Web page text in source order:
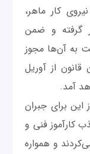
کار ماهر،
گرفته و ضمن
به آن‌ها مجوز
قانون از آوریل
برای جبران
کارآموز فنی و
و همواره